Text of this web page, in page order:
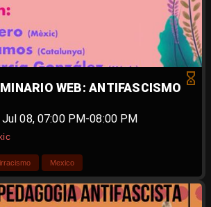
WEB: ANTIFASCISMO
08, 07:00 PM-08:00 PM
Mexico